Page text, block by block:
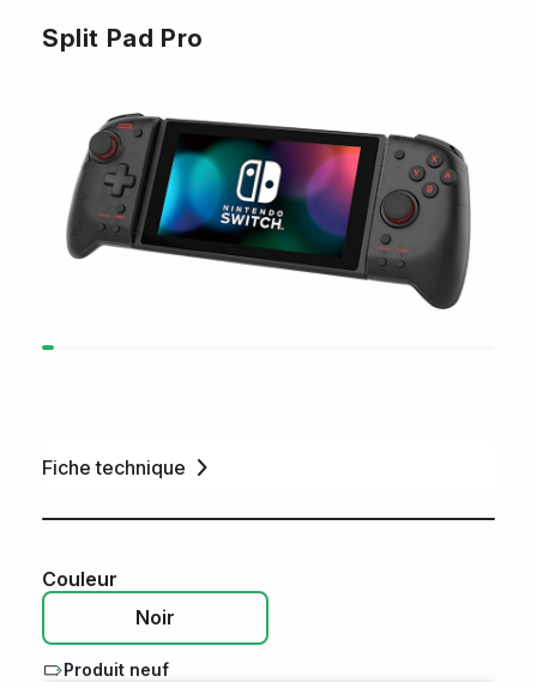
Split Pad Pro
Fiche technique
Couleur
Noir
Produit neuf